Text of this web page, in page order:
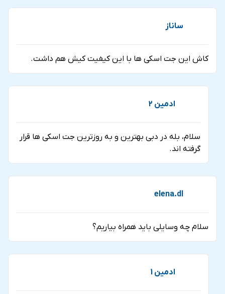
ساناز
کاش این جت اسکی ها با این کیفیت کیش هم داشت.
ادمین 2
سلام، بله در دبی بهترین و به روزترین جت اسکی ها قرار
گرفته اند.
elena.dl
سلام چه وسایلی باید همراه بیاریم؟
ادمین 1